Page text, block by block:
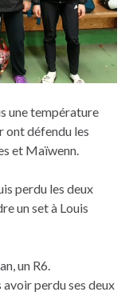
une température
ont défendu les
et Maïwenn.
perdu les deux
un set à Louis
un R6.
perdu ses deux